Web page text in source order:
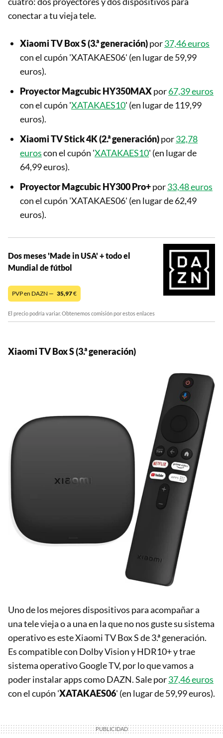
conectar a tu vieja tele.
Xiaomi TV Box S (3.ª generación)por37,46 euros
con el cupón 'XATAKAES06' (en lugar de 59,99
euros).
Proyector Magcubic HY350MAXpor67,39 euros
con el cupón 'XATAKAES10' (en lugar de 119,99
euros).
Xiaomi TV Stick 4K (2.ª generación)por32,78
euroscon el cupón 'XATAKAES10' (en lugar de
64,99 euros).
Proyector Magcubic HY300 Pro+por33,48 euros
con el cupón 'XATAKAES06' (en lugar de 62,49
euros).
Dos meses 'Made in USA' + todo el
Mundial de fútbol
PVP en DAZN — 35,97€
El precio podría variar. Obtenemos comisión por estos enlaces
Xiaomi TV Box S (3.ª generación)
Uno de los mejores dispositivos para acompañar a
una tele vieja o a una en la que no nos guste su sistema
operativo es este Xiaomi TV Box S de 3.ª generación.
Es compatible con Dolby Vision y HDR10+ y trae
sistema operativo Google TV, por lo que vamos a
poder instalar apps como DAZN. Sale por37,46 euros
con el cupón 'XATAKAES06' (en lugar de 59,99 euros).